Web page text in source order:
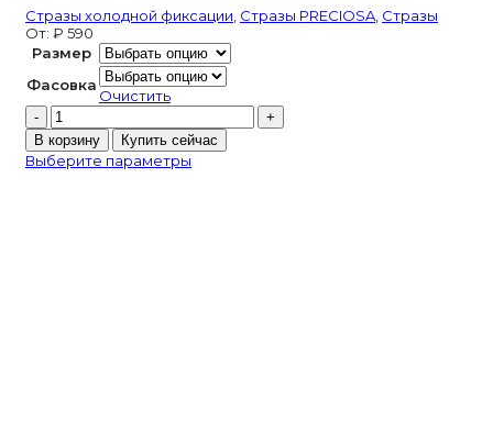
Стразы холодной фиксации Стразы PRECIOSA Стразы
От: ₽ 590
Размер
Фасовка
Очистить
Количество
товара
Preciosa
VIVA12
В корзину Купить сейчас
Выберите параметры